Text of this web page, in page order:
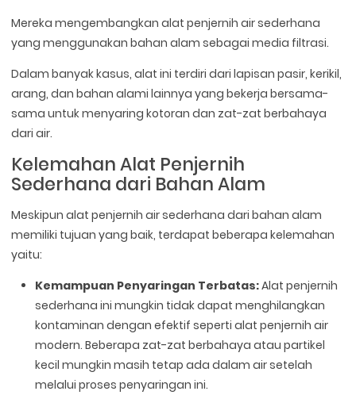
Mereka mengembangkan alat penjernih air sederhana
yang menggunakan bahan alam sebagai media filtrasi.
Dalam banyak kasus, alat ini terdiri dari lapisan pasir, kerikil,
arang, dan bahan alami lainnya yang bekerja bersama-
sama untuk menyaring kotoran dan zat-zat berbahaya
dari air.
Kelemahan Alat Penjernih
Sederhana dari Bahan Alam
Meskipun alat penjernih air sederhana dari bahan alam
memiliki tujuan yang baik, terdapat beberapa kelemahan
yaitu:
Kemampuan Penyaringan Terbatas:Alat penjernih
sederhana ini mungkin tidak dapat menghilangkan
kontaminan dengan efektif seperti alat penjernih air
modern. Beberapa zat-zat berbahaya atau partikel
kecil mungkin masih tetap ada dalam air setelah
melalui proses penyaringan ini.